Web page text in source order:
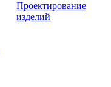
Проектирование
изделий